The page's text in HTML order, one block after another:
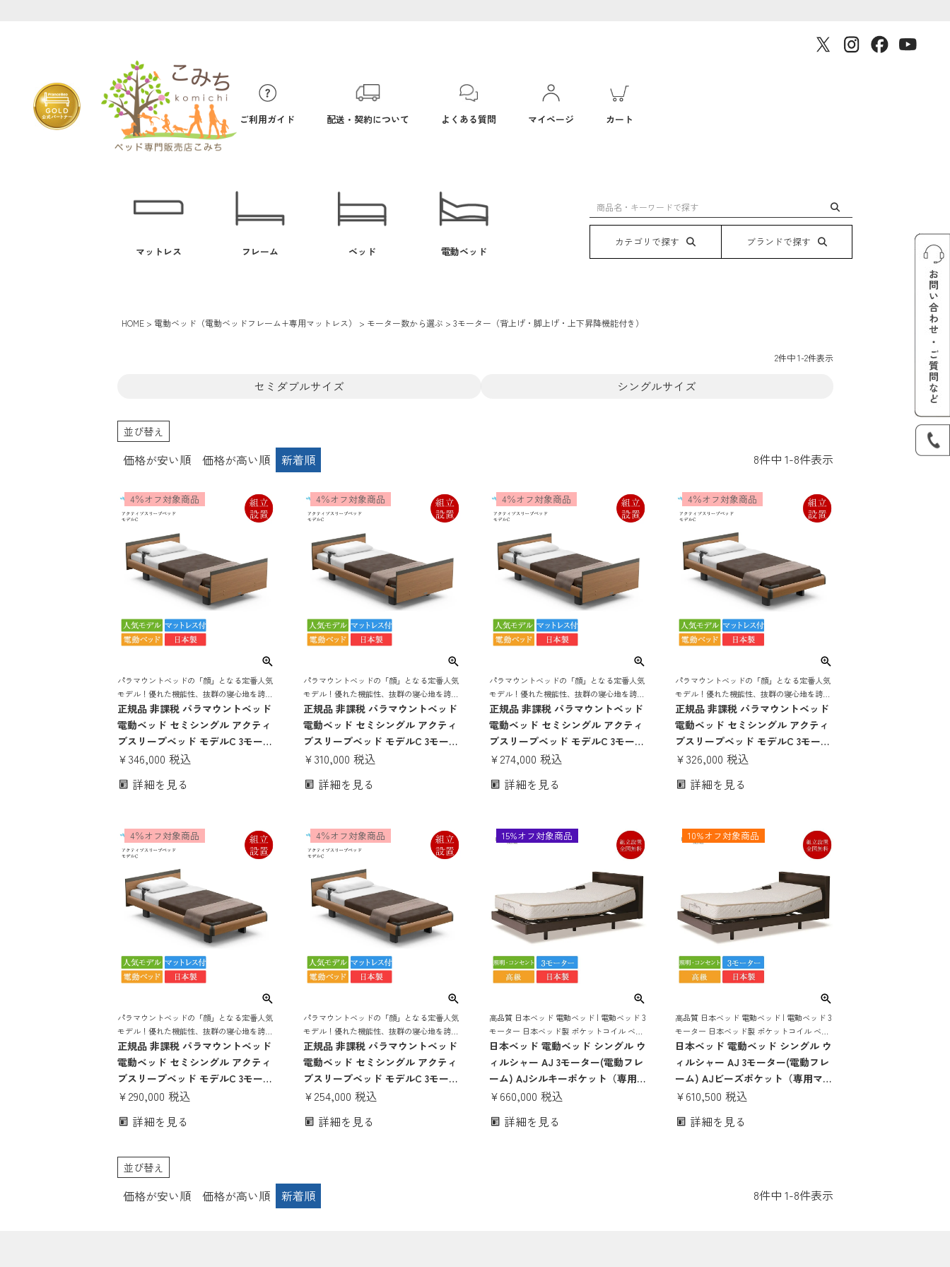
ご利用ガイド 配送・契約について よくある質問 マイページ カート
マットレス フレーム ベッド 電動ベッド
カテゴリで探す ブランドで探す
HOME 電動ベッド（電動ベッドフレーム+専用マットレス） モーター数から選ぶ 3モーター（背上げ・脚上げ・上下昇降機能付き）
2件中 1-2件表示
セミダブルサイズ シングルサイズ
並び替え
価格が安い順 価格が高い順 新着順 8件中 1-8件表示
パラマウントベッドの「顔」となる定番人気
モデル！優れた機能性、抜群の寝心地を誇る
電動リクライニングベッド
正規品 非課税 パラマウントベッド
電動ベッド セミシングル アクティ
ブスリープベッド モデルC 3モータ
ー スクエアボード ヨーロピアンス
ティブスリープマットレス モデルS
4％オフ対象商品
¥346,000 税込
詳細を見る
パラマウントベッドの「顔」となる定番人気
モデル！優れた機能性、抜群の寝心地を誇る
電動リクライニングベッド
正規品 非課税 パラマウントベッド
電動ベッド セミシングル アクティ
ブスリープベッド モデルC 3モータ
ー スクエアボード ヨーロピアンス
ティブスリープマットレス モデルS
4％オフ対象商品
¥310,000 税込
詳細を見る
パラマウントベッドの「顔」となる定番人気
モデル！優れた機能性、抜群の寝心地を誇る
電動リクライニングベッド
正規品 非課税 パラマウントベッド
電動ベッド セミシングル アクティ
ブスリープベッド モデルC 3モータ
ー スクエアボード ヨーロピアンス
ティブスリープマットレス モデルS
4％オフ対象商品
¥274,000 税込
詳細を見る
パラマウントベッドの「顔」となる定番人気
モデル！優れた機能性、抜群の寝心地を誇る
電動リクライニングベッド
正規品 非課税 パラマウントベッド
電動ベッド セミシングル アクティ
ブスリープベッド モデルC 3モータ
ー スクエアボード ハリウッドスタ
ィブスリープマットレス モデルS
4％オフ対象商品
¥326,000 税込
詳細を見る
パラマウントベッドの「顔」となる定番人気
モデル！優れた機能性、抜群の寝心地を誇る
電動リクライニングベッド
正規品 非課税 パラマウントベッド
電動ベッド セミシングル アクティ
ブスリープベッド モデルC 3モータ
ー スクエアボード ハリウッドスタ
ィブスリープマットレス モデルS
トレス付き 介護ベッド
4％オフ対象商品
¥290,000 税込
詳細を見る
パラマウントベッドの「顔」となる定番人気
モデル！優れた機能性、抜群の寝心地を誇る
電動リクライニングベッド
正規品 非課税 パラマウントベッド
電動ベッド セミシングル アクティ
ブスリープベッド モデルC 3モータ
ー スクエアボード ハリウッドスタ
ィブスリープマットレス モデルS
4％オフ対象商品
¥254,000 税込
詳細を見る
高品質 日本ベッド 電動ベッド | 電動ベッド 3
モーター 日本ベッド製 ポケットコイル ベッ
ド マットレス付き 電動ベット マットレス 付
き マットレスセット 日本製 国産 上下
日本ベッド 電動ベッド シングル ウ
ィルシャー AJ 3モーター(電動フレ
ーム) AJシルキーポケット（専用マ
ットレス） | 正規品 WILSHIRE 電
アジャスタブルベッド 日本製 高級
15%オフ対象商品
¥660,000 税込
詳細を見る
高品質 日本ベッド 電動ベッド | 電動ベッド 3
モーター 日本ベッド製 ポケットコイル ベッ
ド マットレス付き 電動ベット マットレス 付
き マットレスセット 日本製 国産 上下
日本ベッド 電動ベッド シングル ウ
ィルシャー AJ 3モーター(電動フレ
ーム) AJビーズポケット（専用マッ
トレス） | 正規品 WILSHIRE 電動
ジャスタブルベッド 日本製 高級 上
10%オフ対象商品
¥610,500 税込
詳細を見る
並び替え
価格が安い順 価格が高い順 新着順 8件中 1-8件表示